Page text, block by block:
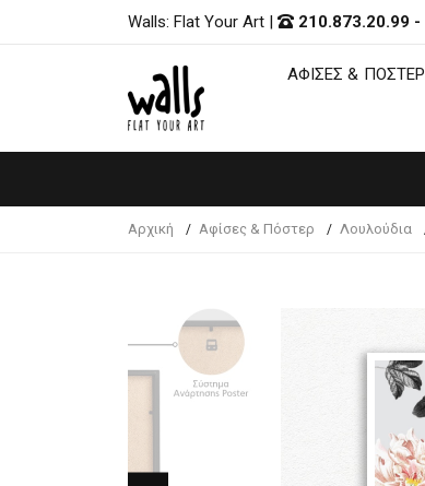
ΑΦΙΣΕΣ & ΠΟΣΤΕΡ
Walls: Flat Your Art | 210.873.20.99 -
ΑΦΙΣΕΣ & ΠΟΣΤΕΡ
Αρχική Αφίσες & Πόστερ Λουλούδια